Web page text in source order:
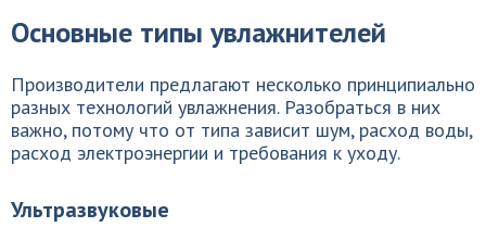
Основные типы увлажнителей
Производители предлагают несколько принципиально
разных технологий увлажнения. Разобраться в них
важно, потому что от типа зависит шум, расход воды,
расход электроэнергии и требования к уходу.
Ультразвуковые